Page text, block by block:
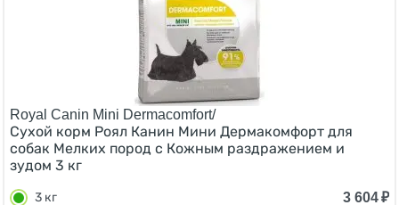
Royal Canin Mini Dermacomfort/
Сухой корм Роял Канин Мини Дермакомфорт для
собак Мелких пород с Кожным раздражением и
зудом 3 кг
3 кг 3 604₽